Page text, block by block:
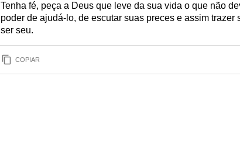
Tenha fé, peça a Deus que leve da sua vida o que não
poder de ajudá-lo, de escutar suas preces e assim trazer
ser seu.
COPIAR